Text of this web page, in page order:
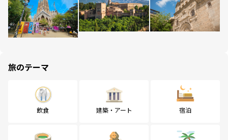
旅のテーマ
飲食 建築・アート 宿泊